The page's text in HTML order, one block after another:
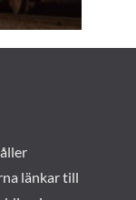
länkar till